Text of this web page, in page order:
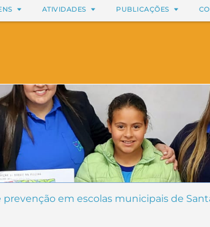
ATIVIDADES PUBLICAÇÕES
em escolas municipais de